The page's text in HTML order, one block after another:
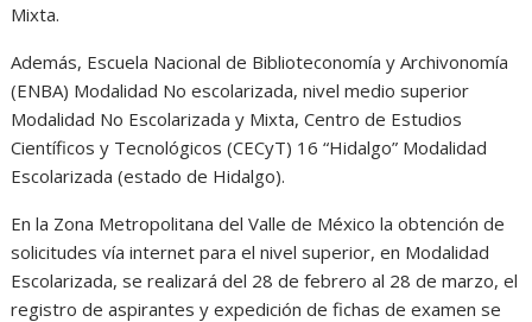
Mixta.
Además, Escuela Nacional de Biblioteconomía y Archivonomía
(ENBA) Modalidad No escolarizada, nivel medio superior
Modalidad No Escolarizada y Mixta, Centro de Estudios
Científicos y Tecnológicos (CECyT) 16 “Hidalgo” Modalidad
Escolarizada (estado de Hidalgo).
En la Zona Metropolitana del Valle de México la obtención de
solicitudes vía internet para el nivel superior, en Modalidad
Escolarizada, se realizará del 28 de febrero al 28 de marzo, el
registro de aspirantes y expedición de fichas de examen se